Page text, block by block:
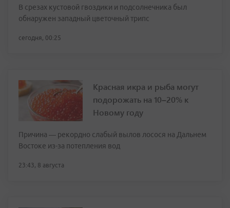
В срезах кустовой гвоздики и подсолнечника был
обнаружен западный цветочный трипс
сегодня, 00:25
Красная икра и рыба могут
подорожать на 10–20% к
Новому году
Причина — рекордно слабый вылов лосося на Дальнем
Востоке из-за потепления вод
23:43, 8 августа